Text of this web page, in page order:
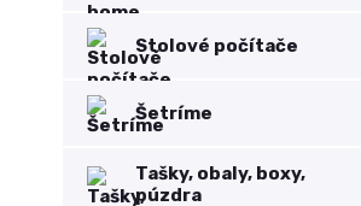
Stolové počítače
Šetríme
Tašky, obaly, boxy,
púzdra